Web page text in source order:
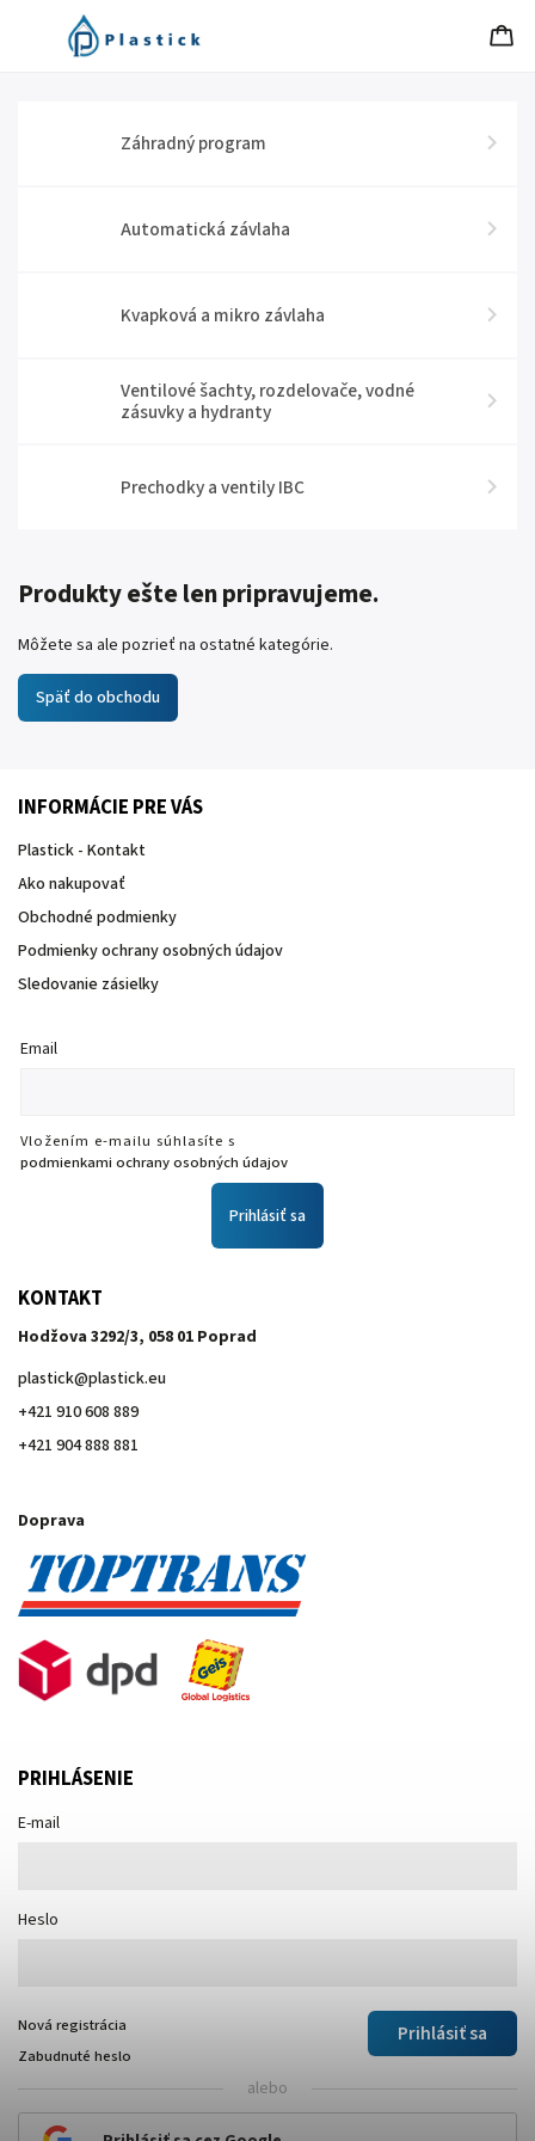
Záhradný program
Automatická závlaha
Kvapková a mikro závlaha
Ventilové šachty, rozdelovače, vodné
zásuvky a hydranty
Prechodky a ventily IBC
Produkty ešte len pripravujeme.
Môžete sa ale pozrieť na ostatné kategórie.
Späť do obchodu
INFORMÁCIE PRE VÁS
Plastick - Kontakt
Ako nakupovať
Obchodné podmienky
Podmienky ochrany osobných údajov
Sledovanie zásielky
Email
Vložením e-mailu súhlasíte s
podmienkami ochrany osobných údajov
Prihlásiť sa
KONTAKT
Hodžova 3292/3, 058 01 Poprad
plastick@plastick.eu
+421 910 608 889
+421 904 888 881
Doprava
PRIHLÁSENIE
E-mail
Heslo
Prihlásiť sa
Nová registrácia
Zabudnuté heslo
alebo